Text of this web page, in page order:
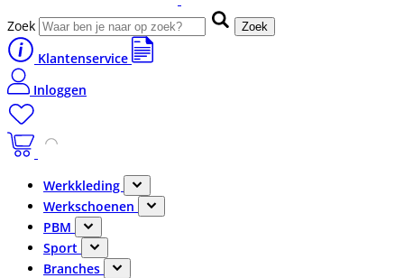
Zoek Zoek
Klantenservice
Inloggen
Werkkleding
Werkschoenen
PBM
Sport
Branches